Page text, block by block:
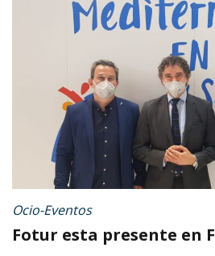
Ocio-Eventos
Fotur esta presente en